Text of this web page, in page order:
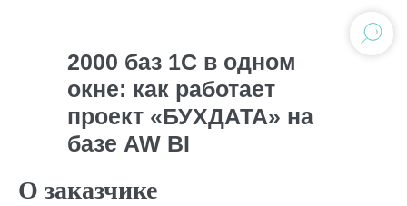
2000 баз 1С в одном
окне: как работает
проект «БУХДАТА» на
базе AW BI
О заказчике